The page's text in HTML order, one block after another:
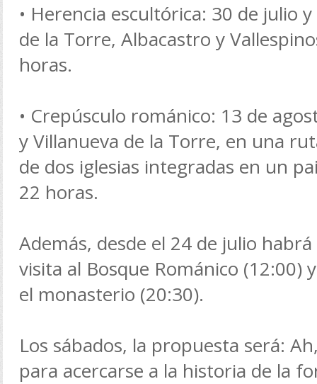
• Herencia escultórica: 30 de julio
de la Torre, Albacastro y
horas.
• Crepúsculo románico: 13 de
y Villanueva de la Torre, en una
de dos iglesias integradas en un
22 horas.
Además, desde el 24 de julio
visita al Bosque Románico (12:00)
el monasterio (20:30).
Los sábados, la propuesta será:
para acercarse a la historia de la